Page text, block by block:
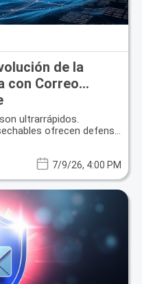
de la
con Correo
ultrarrápidos.
ofrecen defensa
7/9/26, 4:00 PM